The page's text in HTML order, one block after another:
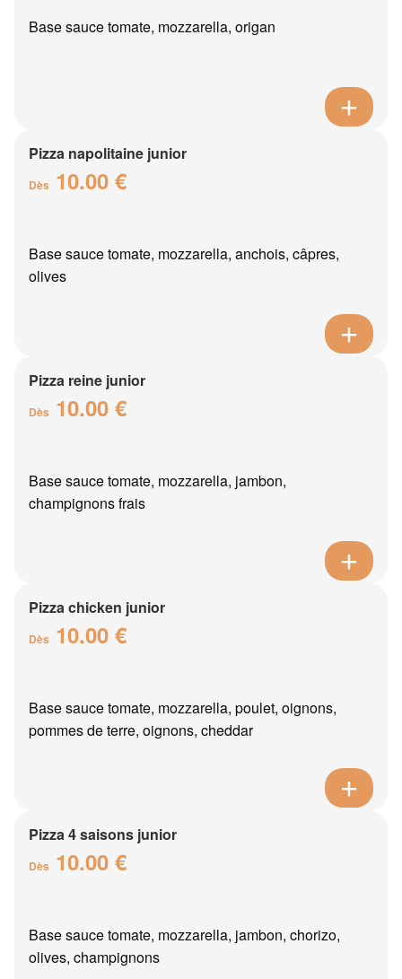
Base sauce tomate, mozzarella, origan
Pizza napolitaine junior
Dès 10.00 €
Base sauce tomate, mozzarella, anchois, câpres,
olives
Pizza reine junior
Dès 10.00 €
Base sauce tomate, mozzarella, jambon,
champignons frais
Pizza chicken junior
Dès 10.00 €
Base sauce tomate, mozzarella, poulet, oignons,
pommes de terre, oignons, cheddar
Pizza 4 saisons junior
Dès 10.00 €
Base sauce tomate, mozzarella, jambon, chorizo,
olives, champignons